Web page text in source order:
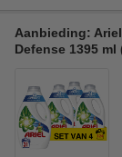
Aanbieding:
Defense 1395